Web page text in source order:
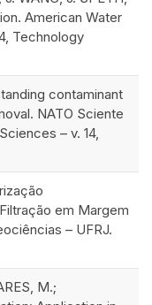
American Water
Technology
contaminant
NATO Sciente
– v. 14,
em Margem
– UFRJ.
M.;